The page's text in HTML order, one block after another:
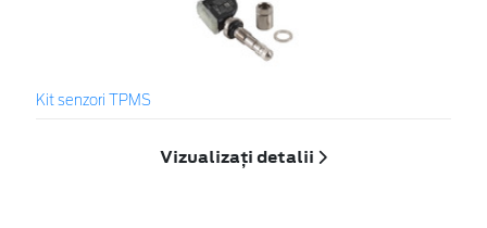
Kit senzori TPMS
Vizualizați detalii